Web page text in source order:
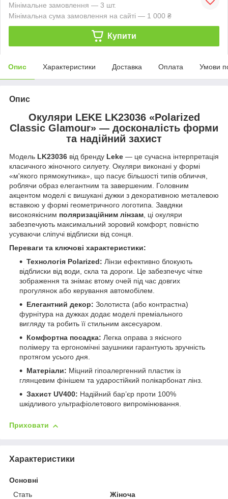
Мінімальне замовлення — 3 шт.
Мінімальна сума замовлення на сайті — 1 000 ₴
Купити
Опис Характеристики Доставка Оплата Умови
Опис
Окуляри LEKE LK23036 «Polarized
Classic Glamour» — досконалість форми
та надійний захист
Модель LK23036 від бренду Leke — це сучасна інтерпретація
класичного жіночного силуету. Окуляри виконані у формі
«м'якого прямокутника», що пасує більшості типів обличчя,
роблячи образ елегантним та завершеним. Головним
акцентом моделі є вишукані дужки з декоративною металевою
вставкою у формі геометричного логотипа. Завдяки
високоякісним поляризаційним лінзам, ці окуляри
забезпечують максимальний зоровий комфорт, повністю
усуваючи сліпучі відблиски від сонця.
Переваги та ключові характеристики:
Технологія Polarized: Лінзи ефективно блокують
відблиски від води, скла та дороги. Це забезпечує чітке
зображення та знімає втому очей під час довгих
прогулянок або керування автомобілем.
Елегантний декор: Золотиста (або контрастна)
фурнітура на дужках додає моделі преміального
вигляду та робить її стильним аксесуаром.
Комфортна посадка: Легка оправа з якісного
полімеру та ергономічні заушники гарантують зручність
протягом усього дня.
Матеріали: Міцний гіпоалергенний пластик із
глянцевим фінішем та ударостійкий полікарбонат лінз.
Захист UV400: Надійний бар’єр проти 100%
шкідливого ультрафіолетового випромінювання.
Приховати
Характеристики
Основні
Стать
Жіноча